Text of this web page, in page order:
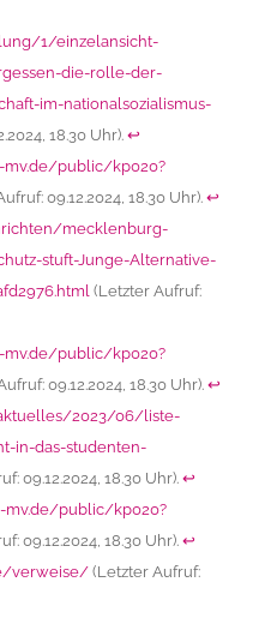
1/einzelansicht-
die-rolle-der-
im-nationalsozialismus-
18.30 Uhr). ↩︎
mv.de/public/kp020?
09.12.2024, 18.30 Uhr). ↩︎
mecklenburg-
stuft-Junge-Alternative-
(Letzter Aufruf:
mv.de/public/kp020?
09.12.2024, 18.30 Uhr). ↩︎
2023/06/liste-
in-das-studenten-
09.12.2024, 18.30 Uhr). ↩︎
mv.de/public/kp020?
09.12.2024, 18.30 Uhr). ↩︎
verweise/(Letzter Aufruf: